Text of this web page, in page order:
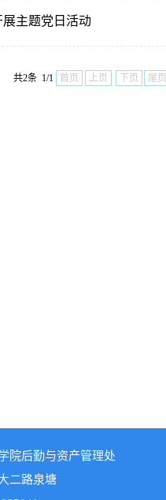
主题党日活动
共2条 1/1 首页 上页 下页 尾页
院后勤与资产管理处
二路泉塘